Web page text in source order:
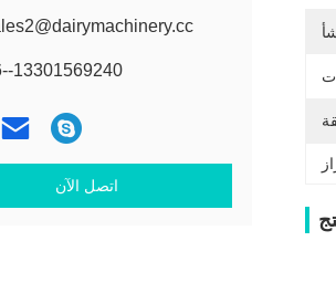
13301569240
اتصل الآن